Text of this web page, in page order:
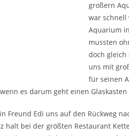
großern
war schnell
Aquarium
mussten
doch
uns mit
für seinen
es darum geht einen
Freund Edi uns auf den Rückweg
halt bei der größten Restaurant